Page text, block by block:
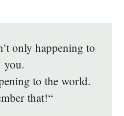
only happening to
you.
to the world.
that!“